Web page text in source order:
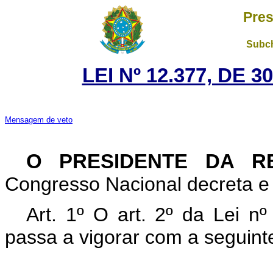
LEI Nº 12.377, DE
Mensagem de veto
O PRESIDENTE DA
Congresso Nacional decreta
Art. 1º O art. 2º da Lei
passa a vigorar com a